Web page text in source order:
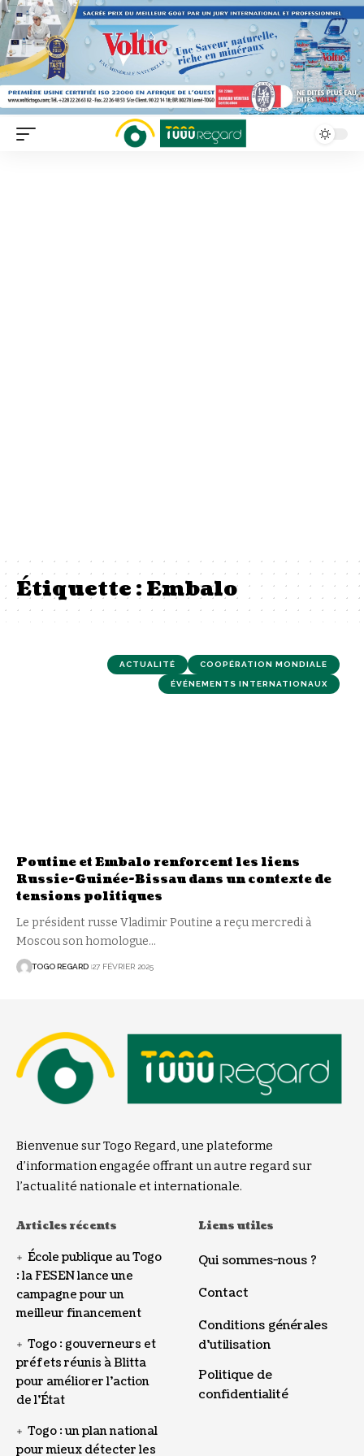
Étiquette :Embalo
ACTUALITÉ COOPÉRATION MONDIALE
ÉVÉNEMENTS INTERNATIONAUX
Poutine et Embalo renforcent les liens
Russie-Guinée-Bissau dans un contexte de
tensions politiques
Le président russe Vladimir Poutine a reçu mercredi à
Moscou son homologue…
TOGO REGARD 27 FÉVRIER 2025
Bienvenue sur Togo Regard, une plateforme
d’information engagée offrant un autre regard sur
l’actualité nationale et internationale.
Articles récents
École publique au Togo
: la FESEN lance une
campagne pour un
meilleur financement
Togo : gouverneurs et
préfets réunis à Blitta
pour améliorer l’action
de l’État
Togo : un plan national
pour mieux détecter les
Liens utiles
Qui sommes-nous ?
Contact
Conditions générales
d’utilisation
Politique de
confidentialité